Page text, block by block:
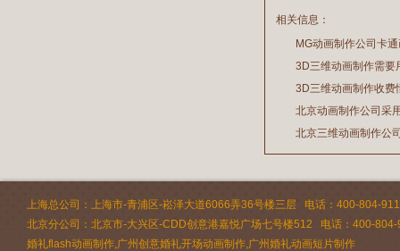
相关信息：
MG动画制作公司卡
2026/07/21
3D三维动画制作需要
2026/03/19
3D三维动画制作收费
2026/02/28
北京动画制作公司采
2026/02/24
北京三维动画制作公
2026/02/09
上海总公司：上海市-青浦区-崧泽大道6066弄36号楼三层 电话：400-804-
北京分公司：北京市-大兴区-CDD创意港嘉悦广场七号楼512 电话：400-
婚礼flash动画制作,广州创意婚礼开场动画制作,广州婚礼动画短片制作